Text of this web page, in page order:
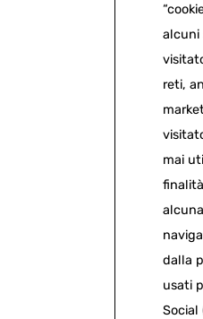
alcuni
reti,
mai
dalla
usati
Social